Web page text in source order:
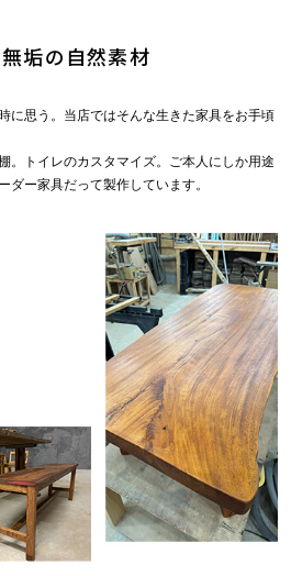
垢の自然素材
に思う。当店ではそんな生きた家具をお手頃
。トイレのカスタマイズ。ご本人にしか用途
ダー家具だって製作しています。